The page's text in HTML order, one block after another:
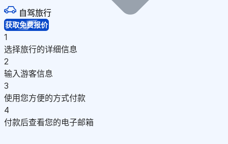
自驾旅行
获取免费报价
1
选择旅行的详细信息
2
输入游客信息
3
使用您方便的方式付款
4
付款后查看您的电子邮箱